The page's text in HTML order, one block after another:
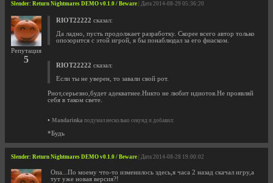
Slender: Return Nightmares DEMO v0.1.0 / Beware | Дата 2014-08-29 05:36:20
Репутация
5
RIOT22222 сказал:
Да ладно, пусть продолжает разработку. Скорее всего автор только
опозорится с этой игрой, я бы понаблюдал за его фиаском.
RIOT22222 сказал:
Если ты не уверен, то завали свой рот.
Риот,серьезно,будет адекватнее.Никто не любит идиотов.Не проявляй
себя в таком свете.
• Mandarinka подумал несколько секунд и добавил:
*Будь
Slender: Return Nightmares DEMO v0.1.0 / Beware | Дата 2014-08-28 19:00:02
Опа...По моему что-то изменилось здесь,я часа 2 назад скачал игру,а
тут уже новая версия?!